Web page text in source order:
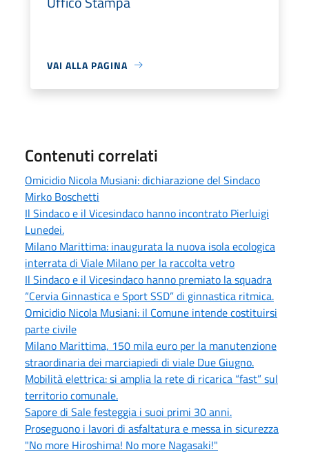
VAI ALLA PAGINA
Contenuti correlati
Omicidio Nicola Musiani: dichiarazione del Sindaco
Mirko Boschetti
Il Sindaco e il Vicesindaco hanno incontrato Pierluigi
Lunedei.
Milano Marittima: inaugurata la nuova isola ecologica
interrata di Viale Milano per la raccolta vetro
Il Sindaco e il Vicesindaco hanno premiato la squadra
“Cervia Ginnastica e Sport SSD” di ginnastica ritmica.
Omicidio Nicola Musiani: il Comune intende costituirsi
parte civile
Milano Marittima, 150 mila euro per la manutenzione
straordinaria dei marciapiedi di viale Due Giugno.
Mobilità elettrica: si amplia la rete di ricarica “fast” sul
territorio comunale.
Sapore di Sale festeggia i suoi primi 30 anni.
Proseguono i lavori di asfaltatura e messa in sicurezza
"No more Hiroshima! No more Nagasaki!"